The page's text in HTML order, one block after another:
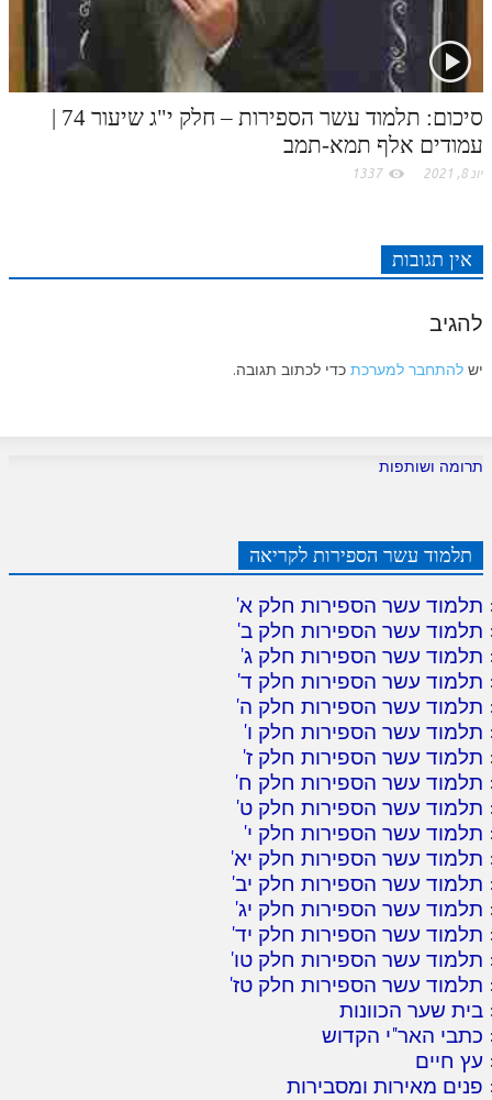
סיכום: תלמוד עשר הספירות – חלק י"ג שיעור 74 |
עמודים אלף תמא-תמב
יונ 8, 2021 1337
אין תגובות
להגיב
יש להתחבר למערכת כדי לכתוב תגובה.
תרומה ושותפות
תלמוד עשר הספירות לקריאה
תלמוד עשר הספירות חלק א'
תלמוד עשר הספירות חלק ב'
תלמוד עשר הספירות חלק ג'
תלמוד עשר הספירות חלק ד'
תלמוד עשר הספירות חלק ה'
תלמוד עשר הספירות חלק ו'
תלמוד עשר הספירות חלק ז'
תלמוד עשר הספירות חלק ח'
תלמוד עשר הספירות חלק ט'
תלמוד עשר הספירות חלק י'
תלמוד עשר הספירות חלק יא'
תלמוד עשר הספירות חלק יב'
תלמוד עשר הספירות חלק יג'
תלמוד עשר הספירות חלק יד'
תלמוד עשר הספירות חלק טו'
תלמוד עשר הספירות חלק טז'
בית שער הכוונות
כתבי האר"י הקדוש
עץ חיים
פנים מאירות ומסבירות